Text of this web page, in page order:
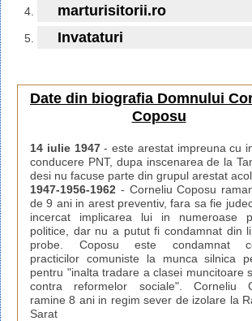
marturisitorii.ro
Invataturi
Date din biografia Domnului
Coposu
14 iulie 1947- este arestat impreuna cu
conducere PNT, dupa inscenarea de la
desi nu facuse parte din grupul arestat
1947-1956-1962 - Corneliu Coposu
de 9 ani in arest preventiv, fara sa fie
incercat implicarea lui in numeroase
politice, dar nu a putut fi condamnat din
probe. Coposu este condamnat
practicilor comuniste la munca silnica
pentru "inalta tradare a clasei muncitoare
contra reformelor sociale". Corneliu
ramine 8 ani in regim sever de izolare la
Sarat